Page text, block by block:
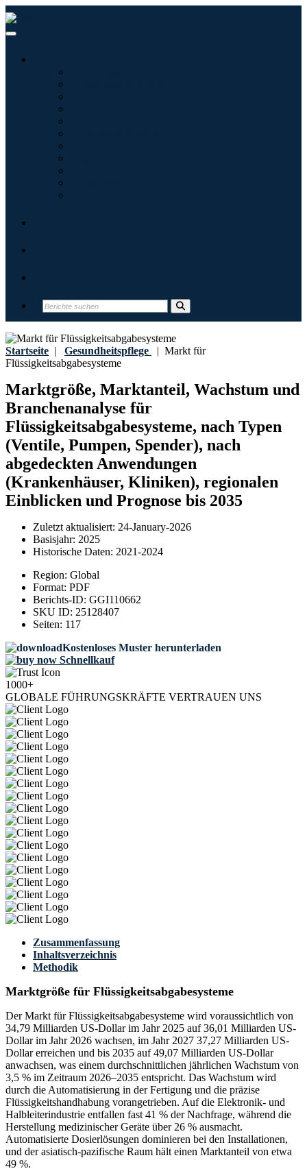
Startseite | Gesundheitspflege | Markt für
Flüssigkeitsabgabesysteme
Marktgröße, Marktanteil, Wachstum und
Branchenanalyse für
Flüssigkeitsabgabesysteme, nach Typen
(Ventile, Pumpen, Spender), nach
abgedeckten Anwendungen
(Krankenhäuser, Kliniken), regionalen
Einblicken und Prognose bis 2035
Zuletzt aktualisiert: 24-January-2026
Basisjahr: 2025
Historische Daten: 2021-2024
Region: Global
Format: PDF
Berichts-ID: GGI110662
SKU ID: 25128407
Seiten: 117
Kostenloses Muster herunterladen
Schnellkauf
1000+
GLOBALE FÜHRUNGSKRÄFTE VERTRAUEN UNS
Zusammenfassung
Inhaltsverzeichnis
Methodik
Marktgröße für Flüssigkeitsabgabesysteme
Der Markt für Flüssigkeitsabgabesysteme wird voraussichtlich von
34,79 Milliarden US-Dollar im Jahr 2025 auf 36,01 Milliarden US-
Dollar im Jahr 2026 wachsen, im Jahr 2027 37,27 Milliarden US-
Dollar erreichen und bis 2035 auf 49,07 Milliarden US-Dollar
anwachsen, was einem durchschnittlichen jährlichen Wachstum von
3,5 % im Zeitraum 2026–2035 entspricht. Das Wachstum wird
durch die Automatisierung in der Fertigung und die präzise
Flüssigkeitshandhabung vorangetrieben. Auf die Elektronik- und
Halbleiterindustrie entfallen fast 41 % der Nachfrage, während die
Herstellung medizinischer Geräte über 26 % ausmacht.
Automatisierte Dosierlösungen dominieren bei den Installationen,
und der asiatisch-pazifische Raum hält einen Marktanteil von etwa
49 %.